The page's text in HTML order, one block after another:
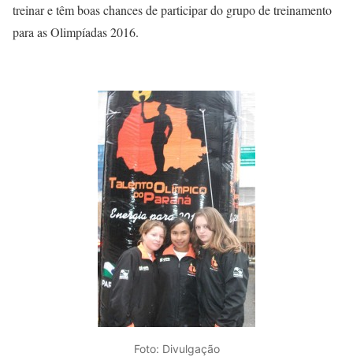
treinar e têm boas chances de participar do grupo de treinamento
para as Olimpíadas 2016.
Foto: Divulgação